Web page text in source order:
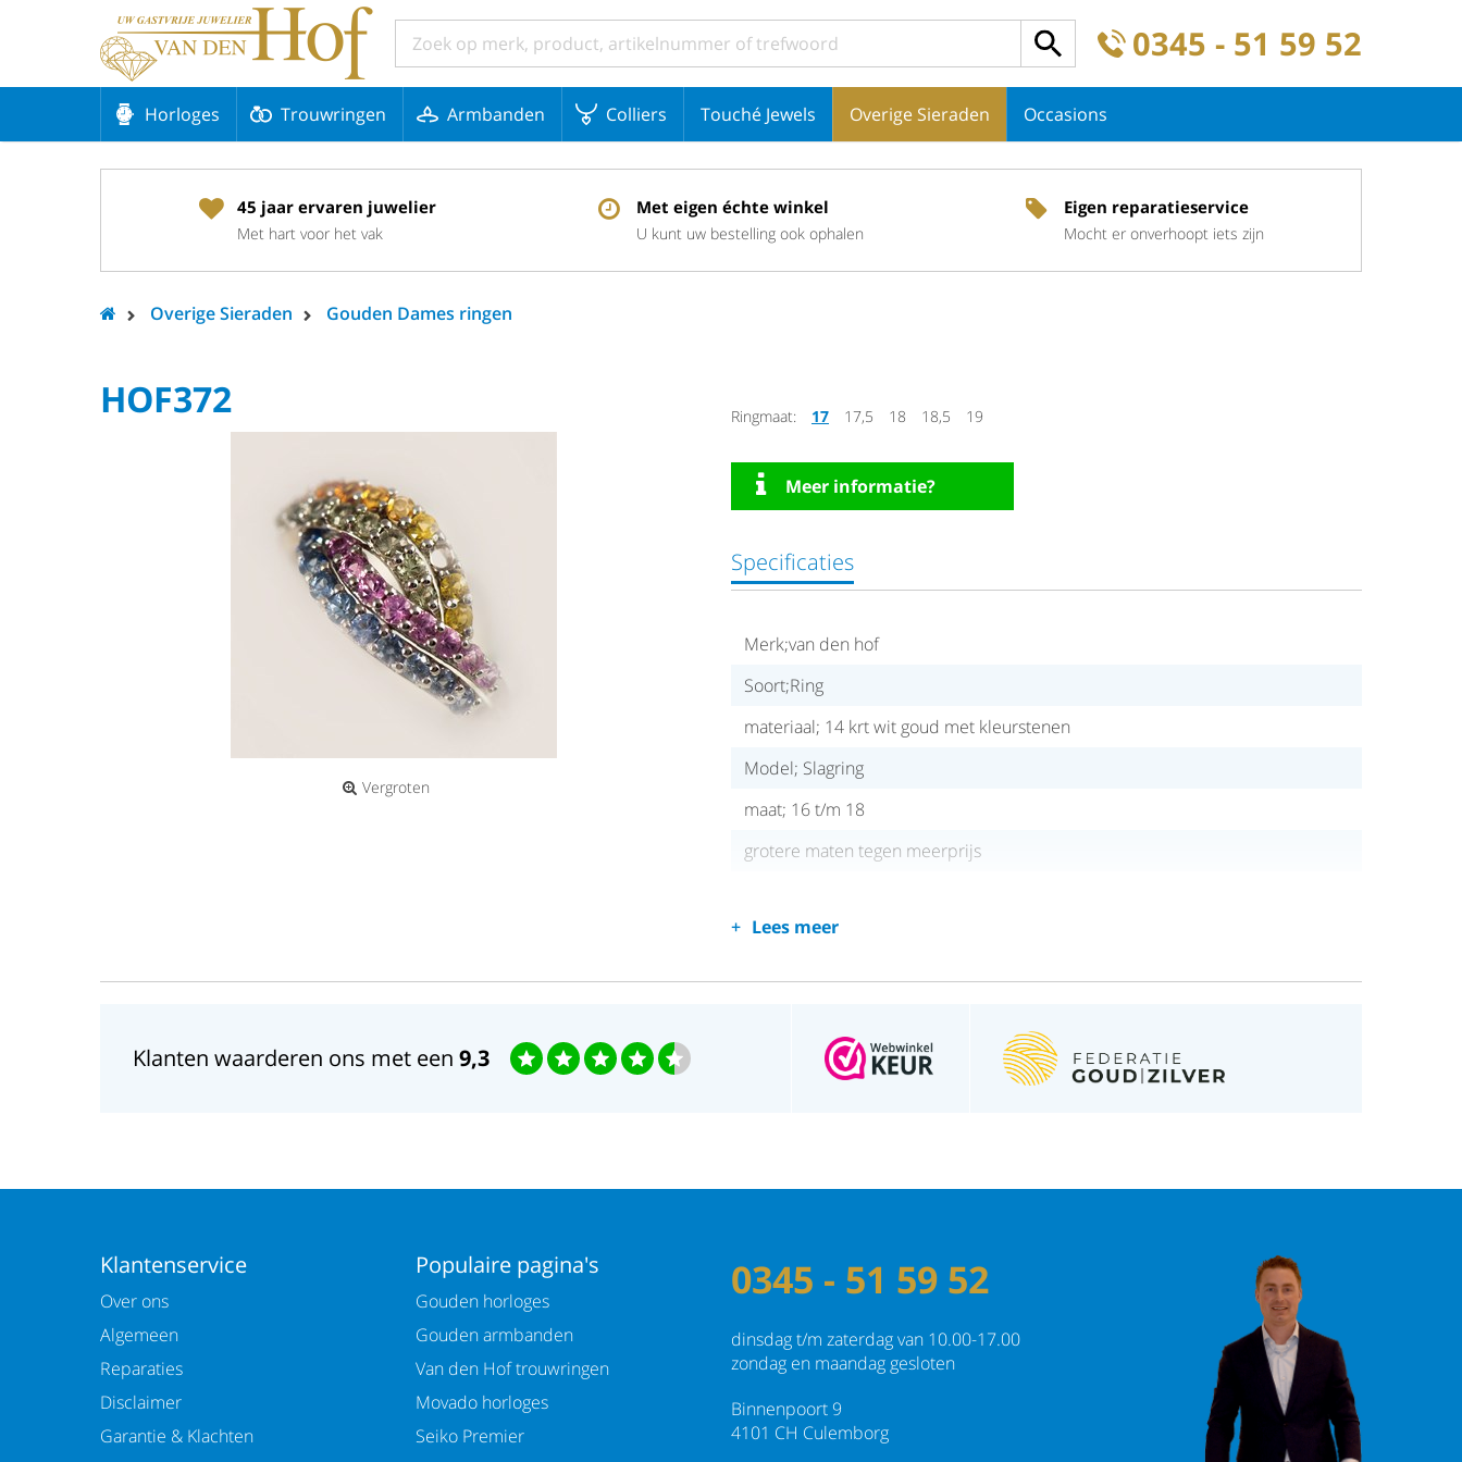
0345 - 51 59 52
Horloges Trouwringen Armbanden Colliers Touché Jewels Overige Sieraden Occasions
45 jaar ervaren juwelier
Met hart voor het vak
Met eigen échte winkel
U kunt uw bestelling ook ophalen
Eigen reparatieservice
Mocht er onverhoopt iets zijn
Overige Sieraden Gouden Dames ringen
HOF372
Vergroten
Ringmaat: 17 17,5 18 18,5 19
Meer informatie?
Specificaties
Merk;van den hof
Soort;Ring
materiaal; 14 krt wit goud met kleurstenen
Model; Slagring
maat; 16 t/m 18
grotere maten tegen meerprijs
Lees meer
Klanten waarderen ons met een 9,3
Klantenservice
Over ons
Algemeen
Reparaties
Disclaimer
Garantie & Klachten
Populaire pagina's
Gouden horloges
Gouden armbanden
Van den Hof trouwringen
Movado horloges
Seiko Premier
0345 - 51 59 52
dinsdag t/m zaterdag van 10.00-17.00
zondag en maandag gesloten
Binnenpoort 9
4101 CH Culemborg